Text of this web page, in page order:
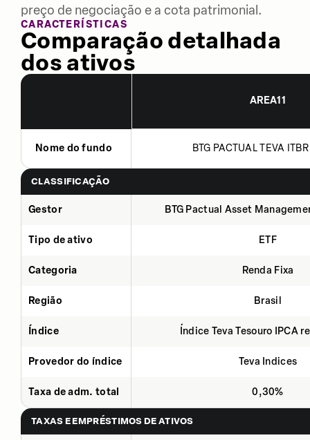
preço de negociação e a cota patrimonial.
CARACTERÍSTICAS
Comparação detalhada
dos ativos
AREA11
Nome do fundo BTG PACTUAL TEVA
CLASSIFICAÇÃO
Gestor BTG Pactual Asset
Tipo de ativo ETF
Categoria Renda Fixa
Região Brasil
Índice Índice Teva Tesouro IPCA
Provedor do índice Teva Indices
Taxa de adm. total 0,30%
TAXAS E EMPRÉSTIMOS DE ATIVOS